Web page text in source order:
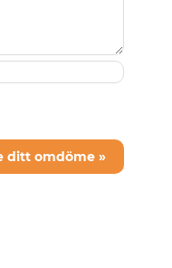
ditt omdöme »